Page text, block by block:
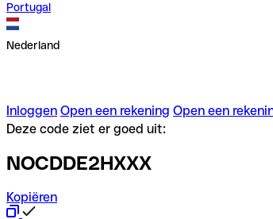
Portugal
Nederland
Inloggen Open een rekening Open een
Deze code ziet er goed uit:
NOCDDE2HXXX
Kopiëren